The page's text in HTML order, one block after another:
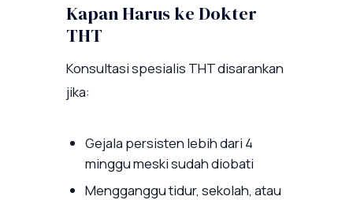
Kapan Harus ke Dokter
THT
Konsultasi spesialis THT disarankan
jika:
Gejala persisten lebih dari 4
minggu meski sudah diobati
Mengganggu tidur, sekolah, atau